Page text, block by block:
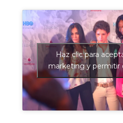
Haz clic para
marketing y permitir